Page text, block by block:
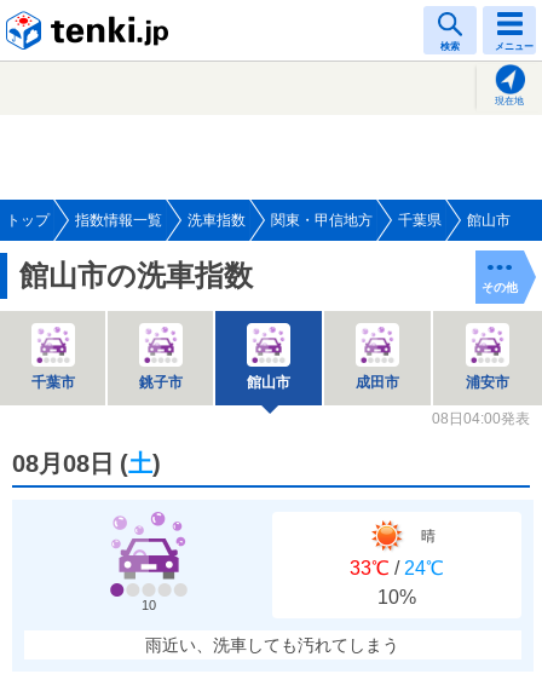
検索 メニュー
現在地
トップ 指数情報一覧 洗車指数 関東・甲信地方 千葉県 館山市
館山市の洗車指数
千葉市 銚子市 館山市 成田市 浦安市
その他
08日04:00発表
08月08日 (土)
10
晴
33℃ / 24℃
10%
雨近い、洗車しても汚れてしまう